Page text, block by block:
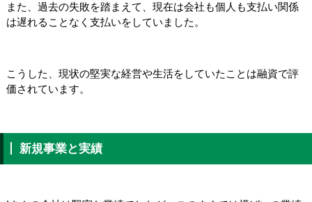
また、過去の失敗を踏まえて、現在は会社も個人も支払い関係
は遅れることなく支払いをしていました。
こうした、現状の堅実な経営や生活をしていたことは融資で評
価されています。
新規事業と実績